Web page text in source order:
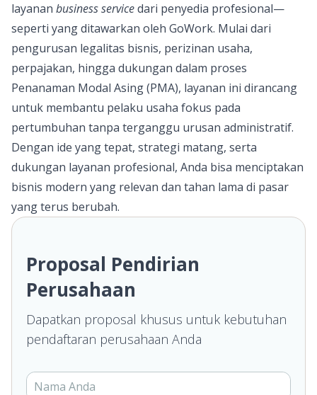
layanan business servicedari penyedia profesional—
seperti yang ditawarkan oleh GoWork. Mulai dari
pengurusan legalitas bisnis, perizinan usaha,
perpajakan, hingga dukungan dalam proses
Penanaman Modal Asing (PMA), layanan ini dirancang
untuk membantu pelaku usaha fokus pada
pertumbuhan tanpa terganggu urusan administratif.
Dengan ide yang tepat, strategi matang, serta
dukungan layanan profesional, Anda bisa menciptakan
bisnis modern yang relevan dan tahan lama di pasar
yang terus berubah.
Proposal Pendirian
Perusahaan
Dapatkan proposal khusus untuk kebutuhan
pendaftaran perusahaan Anda